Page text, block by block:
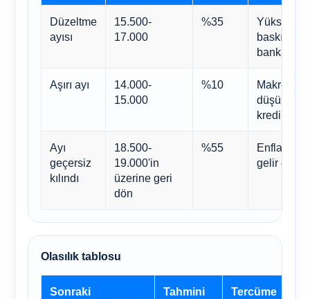
Düzeltme
ayısı
15.500-
17.000
%35
Yüksek
baskısı
Aşırı ayı
14.000-
15.000
%10
Makro
düşüşü
kredi stresi
Ayı
geçersiz
kılındı
18.500-
19.000'in
üzerine geri
dön
%55
Enflasyon
gelir
Olasılık tablosu
Sonraki
Tahmini
Tercüme